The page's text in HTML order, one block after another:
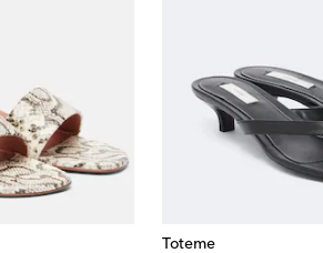
Toteme